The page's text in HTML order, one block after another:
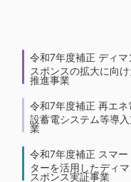
令和7年度補正 ディマ
スポンスの拡大に向
推進事業
令和7年度補正 再エネ
設蓄電システム等導
業
令和7年度補正 スマー
ターを活用したディ
スポンス実証事業